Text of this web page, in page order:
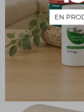
Indicado para uso
invasivo. Fácil rasgado.
PRODUCTOS